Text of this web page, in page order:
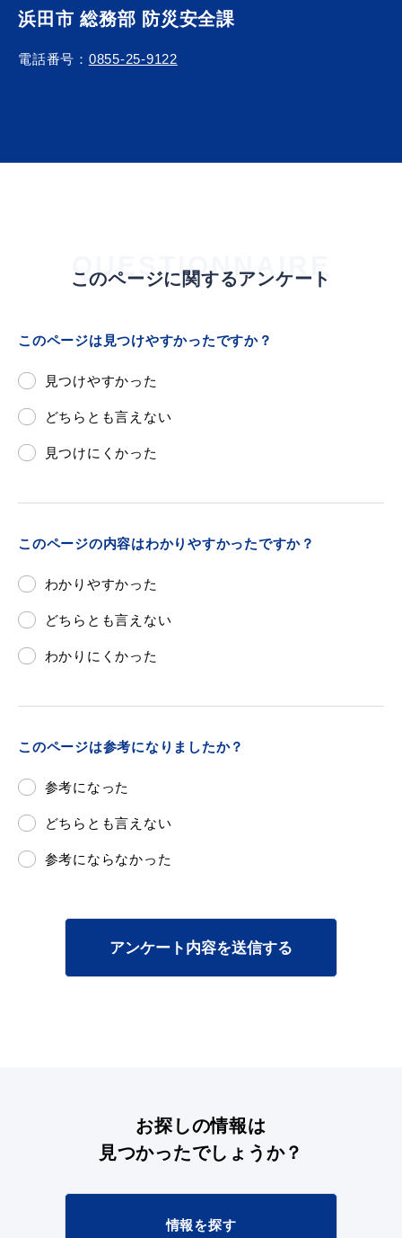
防災・防犯メール
ごみ分別早見表
目的別の
申請書
浜田市観光協会ポータルサイト「はまナビ」
浜田市 総務部 防災安全課
電話番号： 0855-25-9122
QUESTIONNAIRE
このページに関するアンケート
このページは見つけやすかったですか？
見つけやすかった
どちらとも言えない
見つけにくかった
このページの内容はわかりやすかったですか？
わかりやすかった
どちらとも言えない
わかりにくかった
このページは参考になりましたか？
参考になった
どちらとも言えない
参考にならなかった
アンケート内容を送信する
お探しの情報は
見つかったでしょうか？
情報を探す